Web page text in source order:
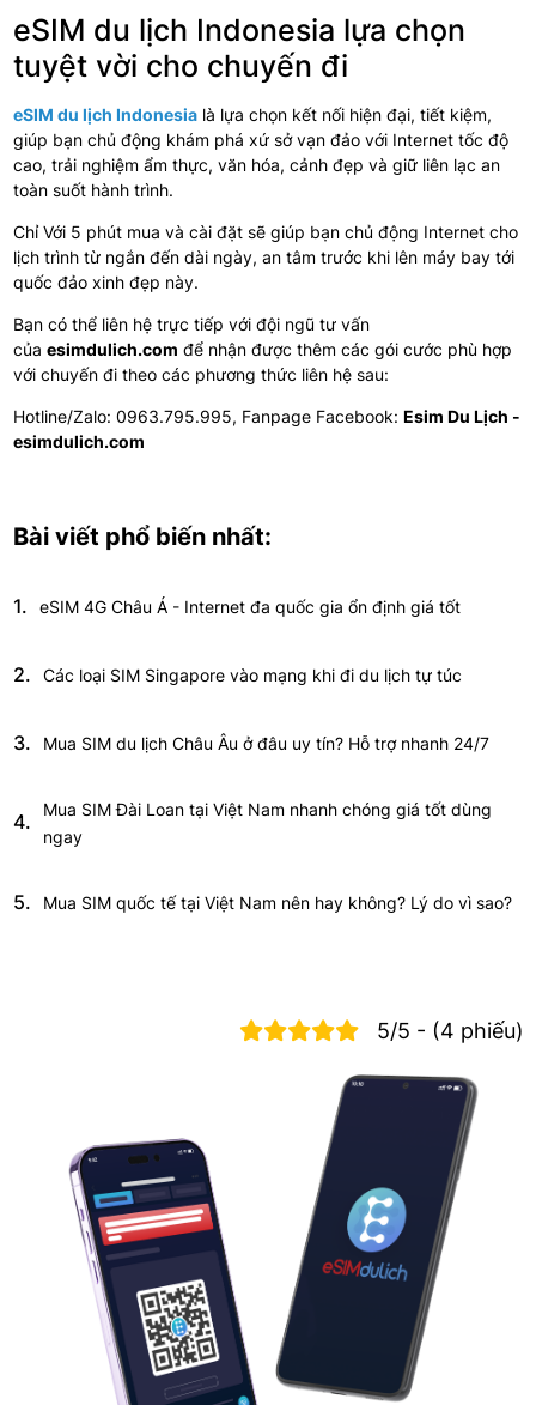
eSIM du lịch Indonesia lựa chọn
tuyệt vời cho chuyến đi
eSIM du lịch Indonesia là lựa chọn kết nối hiện đại, tiết kiệm,
giúp bạn chủ động khám phá xứ sở vạn đảo với Internet tốc độ
cao, trải nghiệm ẩm thực, văn hóa, cảnh đẹp và giữ liên lạc an
toàn suốt hành trình.
Chỉ Với 5 phút mua và cài đặt sẽ giúp bạn chủ động Internet cho
lịch trình từ ngắn đến dài ngày, an tâm trước khi lên máy bay tới
quốc đảo xinh đẹp này.
Bạn có thể liên hệ trực tiếp với đội ngũ tư vấn
của esimdulich.com để nhận được thêm các gói cước phù hợp
với chuyến đi theo các phương thức liên hệ sau:
Hotline/Zalo: 0963.795.995, Fanpage Facebook: Esim Du Lịch -
esimdulich.com
Bài viết phổ biến nhất:
1. eSIM 4G Châu Á - Internet đa quốc gia ổn định giá tốt
2. Các loại SIM Singapore vào mạng khi đi du lịch tự túc
3. Mua SIM du lịch Châu Âu ở đâu uy tín? Hỗ trợ nhanh 24/7
4.
Mua SIM Đài Loan tại Việt Nam nhanh chóng giá tốt dùng
ngay
5. Mua SIM quốc tế tại Việt Nam nên hay không? Lý do vì sao?
5/5 - (4 phiếu)